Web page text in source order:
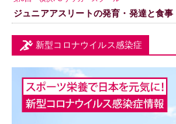
ジュニアアスリートの発育・発達と食事
新型コロナウイルス感染症